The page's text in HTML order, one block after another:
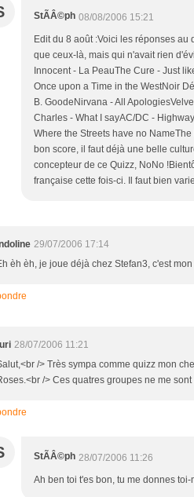
StÃÂ©ph 08/08/2006 15:21
Edit du 8 août :Voici les réponses
que ceux-là, mais qui n'avait rien
Innocent - La PeauThe Cure - Just
Once upon a Time in the WestNoir
B. GoodeNirvana - All
Charles - What I sayAC/DC -
Where the Streets have no
bon score, il faut déjà une belle
concepteur de ce Quizz, NoNo
française cette fois-ci. Il faut bien
29/07/2006 17:14
èh èh, je joue déjà chez Stefan3, c'est
28/07/2006 11:21
/> Très sympa comme quizz mon
/> Ces quatres groupes ne me
StÃÂ©ph 28/07/2006 11:26
Ah ben toi t'es bon, tu me donnes